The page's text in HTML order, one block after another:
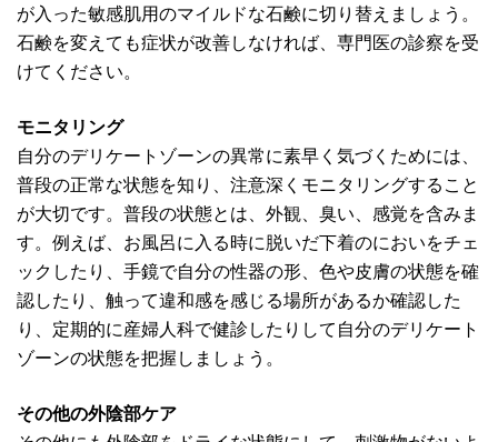
が入った敏感肌用のマイルドな石鹸に切り替えましょう。
石鹸を変えても症状が改善しなければ、専門医の診察を受
けてください。
モニタリング
自分のデリケートゾーンの異常に素早く気づくためには、
普段の正常な状態を知り、注意深くモニタリングすること
が大切です。普段の状態とは、外観、臭い、感覚を含みま
す。例えば、お風呂に入る時に脱いだ下着のにおいをチェ
ックしたり、手鏡で自分の性器の形、色や皮膚の状態を確
認したり、触って違和感を感じる場所があるか確認した
り、定期的に産婦人科で健診したりして自分のデリケート
ゾーンの状態を把握しましょう。
その他の外陰部ケア